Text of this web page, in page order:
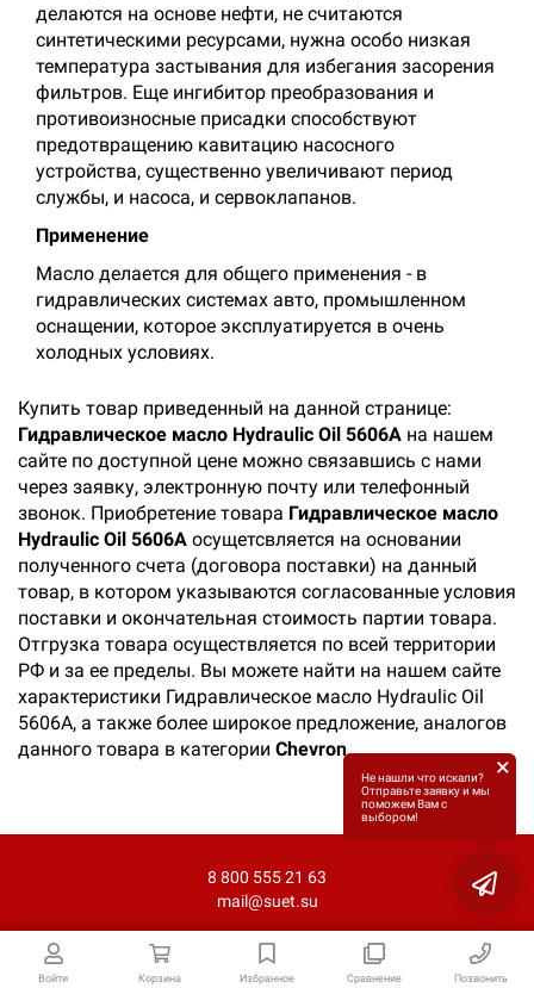
Войти Корзина Избранное Сравнение Позвонить
делаются на основе нефти, не считаются
синтетическими ресурсами, нужна особо низкая
температура застывания для избегания засорения
фильтров. Еще ингибитор преобразования и
противоизносные присадки способствуют
предотвращению кавитацию насосного
устройства, существенно увеличивают период
службы, и насоса, и сервоклапанов.
Применение
Масло делается для общего применения - в
гидравлических системах авто, промышленном
оснащении, которое эксплуатируется в очень
холодных условиях.
Купить товар приведенный на данной странице:
Гидравлическое масло Hydraulic Oil 5606A на нашем
сайте по доступной цене можно связавшись с нами
через заявку, электронную почту или телефонный
звонок. Приобретение товара Гидравлическое масло
Hydraulic Oil 5606A осущетсвляется на основании
полученного счета (договора поставки) на данный
товар, в котором указываются согласованные условия
поставки и окончательная стоимость партии товара.
Отгрузка товара осуществляется по всей территории
РФ и за ее пределы. Вы можете найти на нашем сайте
характеристики Гидравлическое масло Hydraulic Oil
5606A, а также более широкое предложение, аналогов
данного товара в категории Chevron.
8 800 555 21 63
mail@suet.su
Не нашли что искали?
Отправьте заявку и мы
поможем Вам с
выбором!
×